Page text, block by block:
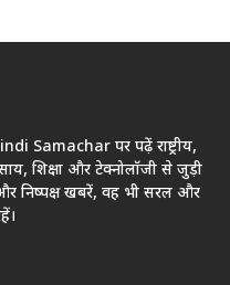
Samachar पर पढ़ें राष्ट्रीय,
शिक्षा और टेक्नोलॉजी से जुड़ी
निष्पक्ष खबरें, वह भी सरल और